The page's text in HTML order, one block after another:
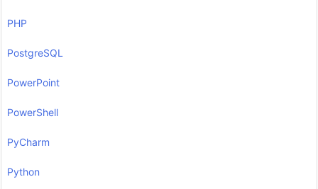
PHP
PostgreSQL
PowerPoint
PowerShell
PyCharm
Python